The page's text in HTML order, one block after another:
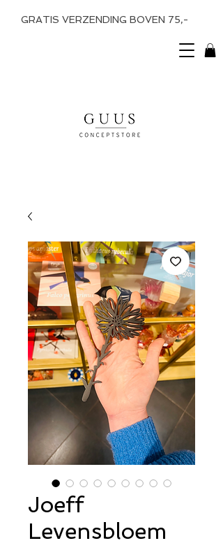
GRATIS VERZENDING BOVEN 75,-
Joeff
Levensbloem